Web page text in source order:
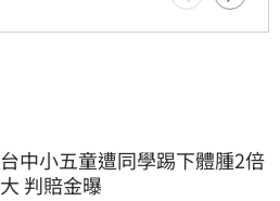
台中小五童遭同學踢下體腫2倍
大 判賠金曝